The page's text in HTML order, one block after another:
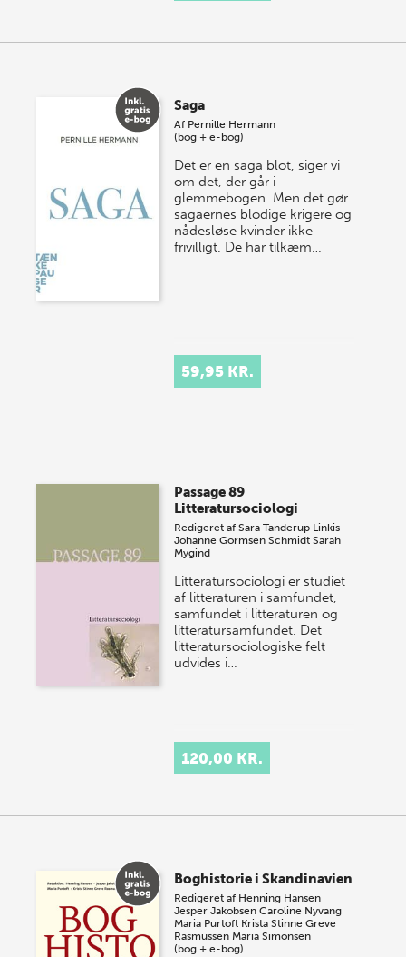
Saga
Af Pernille Hermann
(bog + e-bog)
Det er en saga blot, siger vi
om det, der går i
glemmebogen. Men det gør
sagaernes blodige krigere og
nådesløse kvinder ikke
frivilligt. De har tilkæm…
59,95 KR.
Passage 89
Litteratursociologi
Redigeret afSara Tanderup Linkis
Johanne Gormsen Schmidt Sarah
Mygind
Litteratursociologi er studiet
af litteraturen i samfundet,
samfundet i litteraturen og
litteratursamfundet. Det
litteratursociologiske felt
udvides i…
120,00 KR.
Boghistorie i Skandinavien
Redigeret af Henning Hansen
Jesper Jakobsen Caroline Nyvang
Maria Purtoft Krista Stinne Greve
Rasmussen Maria Simonsen
(bog + e-bog)